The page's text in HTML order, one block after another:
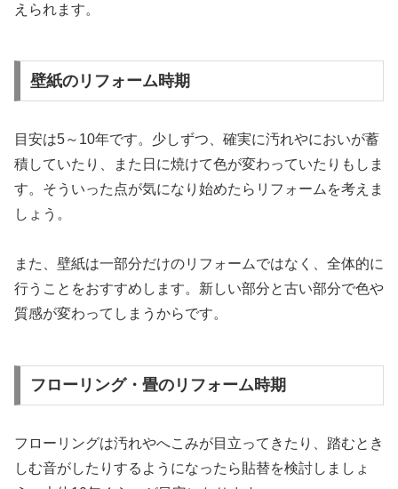
えられます。
壁紙のリフォーム時期
目安は5～10年です。少しずつ、確実に汚れやにおいが蓄
積していたり、また日に焼けて色が変わっていたりもしま
す。そういった点が気になり始めたらリフォームを考えま
しょう。
また、壁紙は一部分だけのリフォームではなく、全体的に
行うことをおすすめします。新しい部分と古い部分で色や
質感が変わってしまうからです。
フローリング・畳のリフォーム時期
フローリングは汚れやへこみが目立ってきたり、踏むとき
しむ音がしたりするようになったら貼替を検討しましょ